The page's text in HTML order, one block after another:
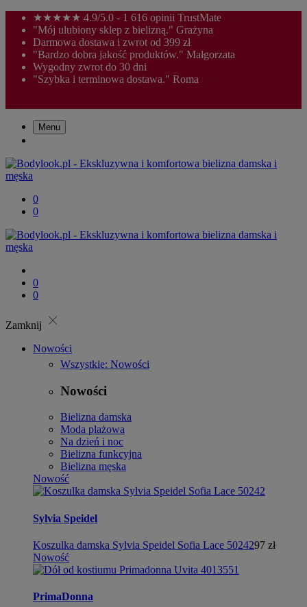
★★★★★ 4.9/5.0 - 1 616 opinii TrustMate
"Mój ulubiony sklep z bielizną." Grażyna
Darmowa dostawa i zwrot od 399 zł
"Bardzo dobra jakość produktów." Małgorzata
Wygodny zwrot do 30 dni
"Szybka i terminowa dostawa." Roma
Menu
0
0
0
0
Zamknij close
Nowości
Wszystkie: Nowości
Nowości
Bielizna damska
Moda plażowa
Na dzień i noc
Bielizna funkcyjna
Bielizna męska
Nowość
Sylvia Speidel
Koszulka damska Sylvia Speidel Sofia Lace 5024297 zł
Nowość
PrimaDonna